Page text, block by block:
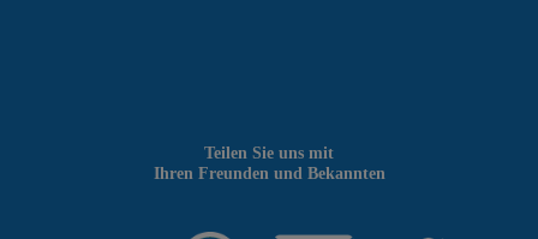
Teilen Sie uns mit
Ihren Freunden und Bekannten